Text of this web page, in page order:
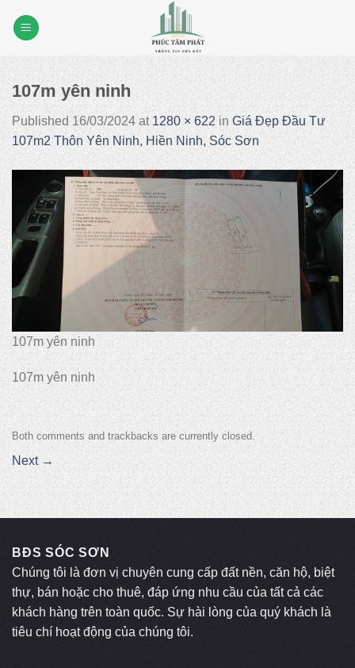
107m yên ninh
Published 16/03/2024 at1280 × 622 in Giá Đẹp Đầu Tư
107m2 Thôn Yên Ninh, Hiền Ninh, Sóc Sơn
107m yên ninh
107m yên ninh
Both comments and trackbacks are currently closed.
Next →
BĐS SÓC SƠN
Chúng tôi là đơn vị chuyên cung cấp đất nền, căn hộ, biệt
thự, bán hoặc cho thuê, đáp ứng nhu cầu của tất cả các
khách hàng trên toàn quốc. Sự hài lòng của quý khách là
tiêu chí hoạt động của chúng tôi.